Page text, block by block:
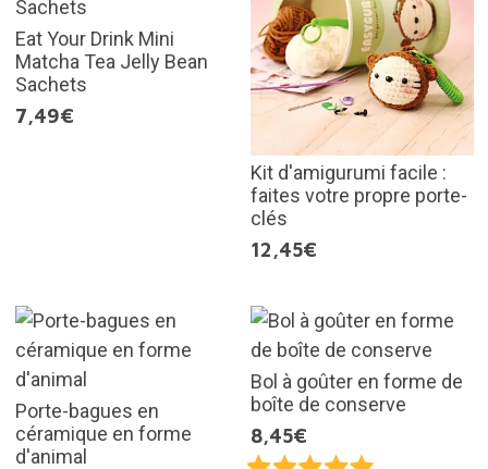
Eat Your Drink Mini
Matcha Tea Jelly Bean
Sachets
7,49€
Kit d'amigurumi facile :
faites votre propre porte-
clés
12,45€
Porte-bagues en
céramique en forme
d'animal
Bol à goûter en forme de
boîte de conserve
8,45€